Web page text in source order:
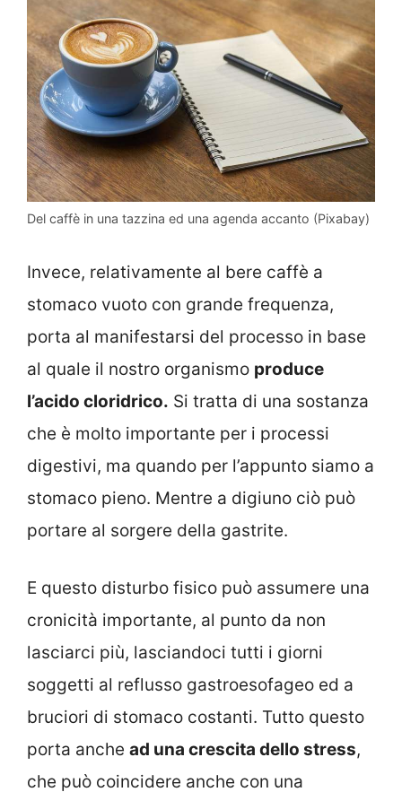
Del caffè in una tazzina ed una agenda accanto (Pixabay)
Invece, relativamente al bere caffè a
stomaco vuoto con grande frequenza,
porta al manifestarsi del processo in base
al quale il nostro organismo produce
l’acido cloridrico. Si tratta di una sostanza
che è molto importante per i processi
digestivi, ma quando per l’appunto siamo a
stomaco pieno. Mentre a digiuno ciò può
portare al sorgere della gastrite.
E questo disturbo fisico può assumere una
cronicità importante, al punto da non
lasciarci più, lasciandoci tutti i giorni
soggetti al reflusso gastroesofageo ed a
bruciori di stomaco costanti. Tutto questo
porta anche ad una crescita dello stress,
che può coincidere anche con una